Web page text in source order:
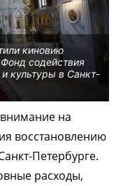
киновию
содействия
культуры в Санкт-
на
восстановлению
Петербурге.
расходы,